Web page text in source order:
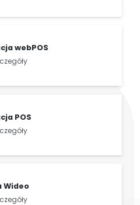
webPOS
POS
Wideo